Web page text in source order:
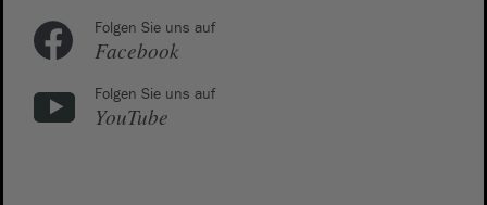
Folgen Sie uns auf
Facebook
Folgen Sie uns auf
YouTube